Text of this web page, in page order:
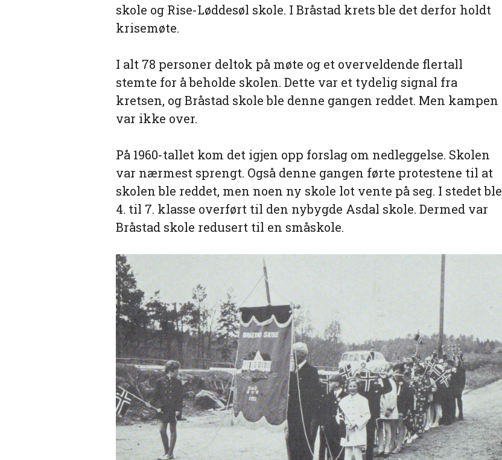
skole og Rise-Løddesøl skole. I Bråstad krets ble det derfor holdt
krisemøte.
I alt 78 personer deltok på møte og et overveldende flertall
stemte for å beholde skolen. Dette var et tydelig signal fra
kretsen, og Bråstad skole ble denne gangen reddet. Men kampen
var ikke over.
På 1960-tallet kom det igjen opp forslag om nedleggelse. Skolen
var nærmest sprengt. Også denne gangen førte protestene til at
skolen ble reddet, men noen ny skole lot vente på seg. I stedet ble
4. til 7. klasse overført til den nybygde Asdal skole. Dermed var
Bråstad skole redusert til en småskole.